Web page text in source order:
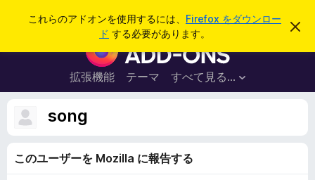
これらのアドオンを使用するには、 Firefox をダウンロー
ド する必要があります。
こ
を
F
i
r
e
ブ
拡張機能 テーマ すべて見る...
ログイン
song
このユーザーを Mozilla に報告する